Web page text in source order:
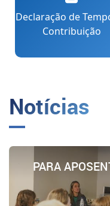
Declaração de
Contribuição
Notícias
PARA